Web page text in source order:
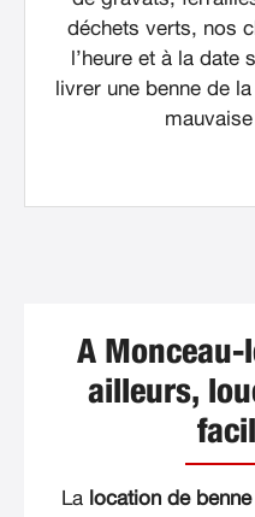
déchets verts, nos
l’heure et à la date
livrer une benne de
A
ailleurs,
La location de